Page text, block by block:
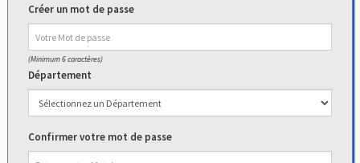
Créer un mot de passe
(Minimum 6 caractères)
Département
Confirmer votre mot de passe